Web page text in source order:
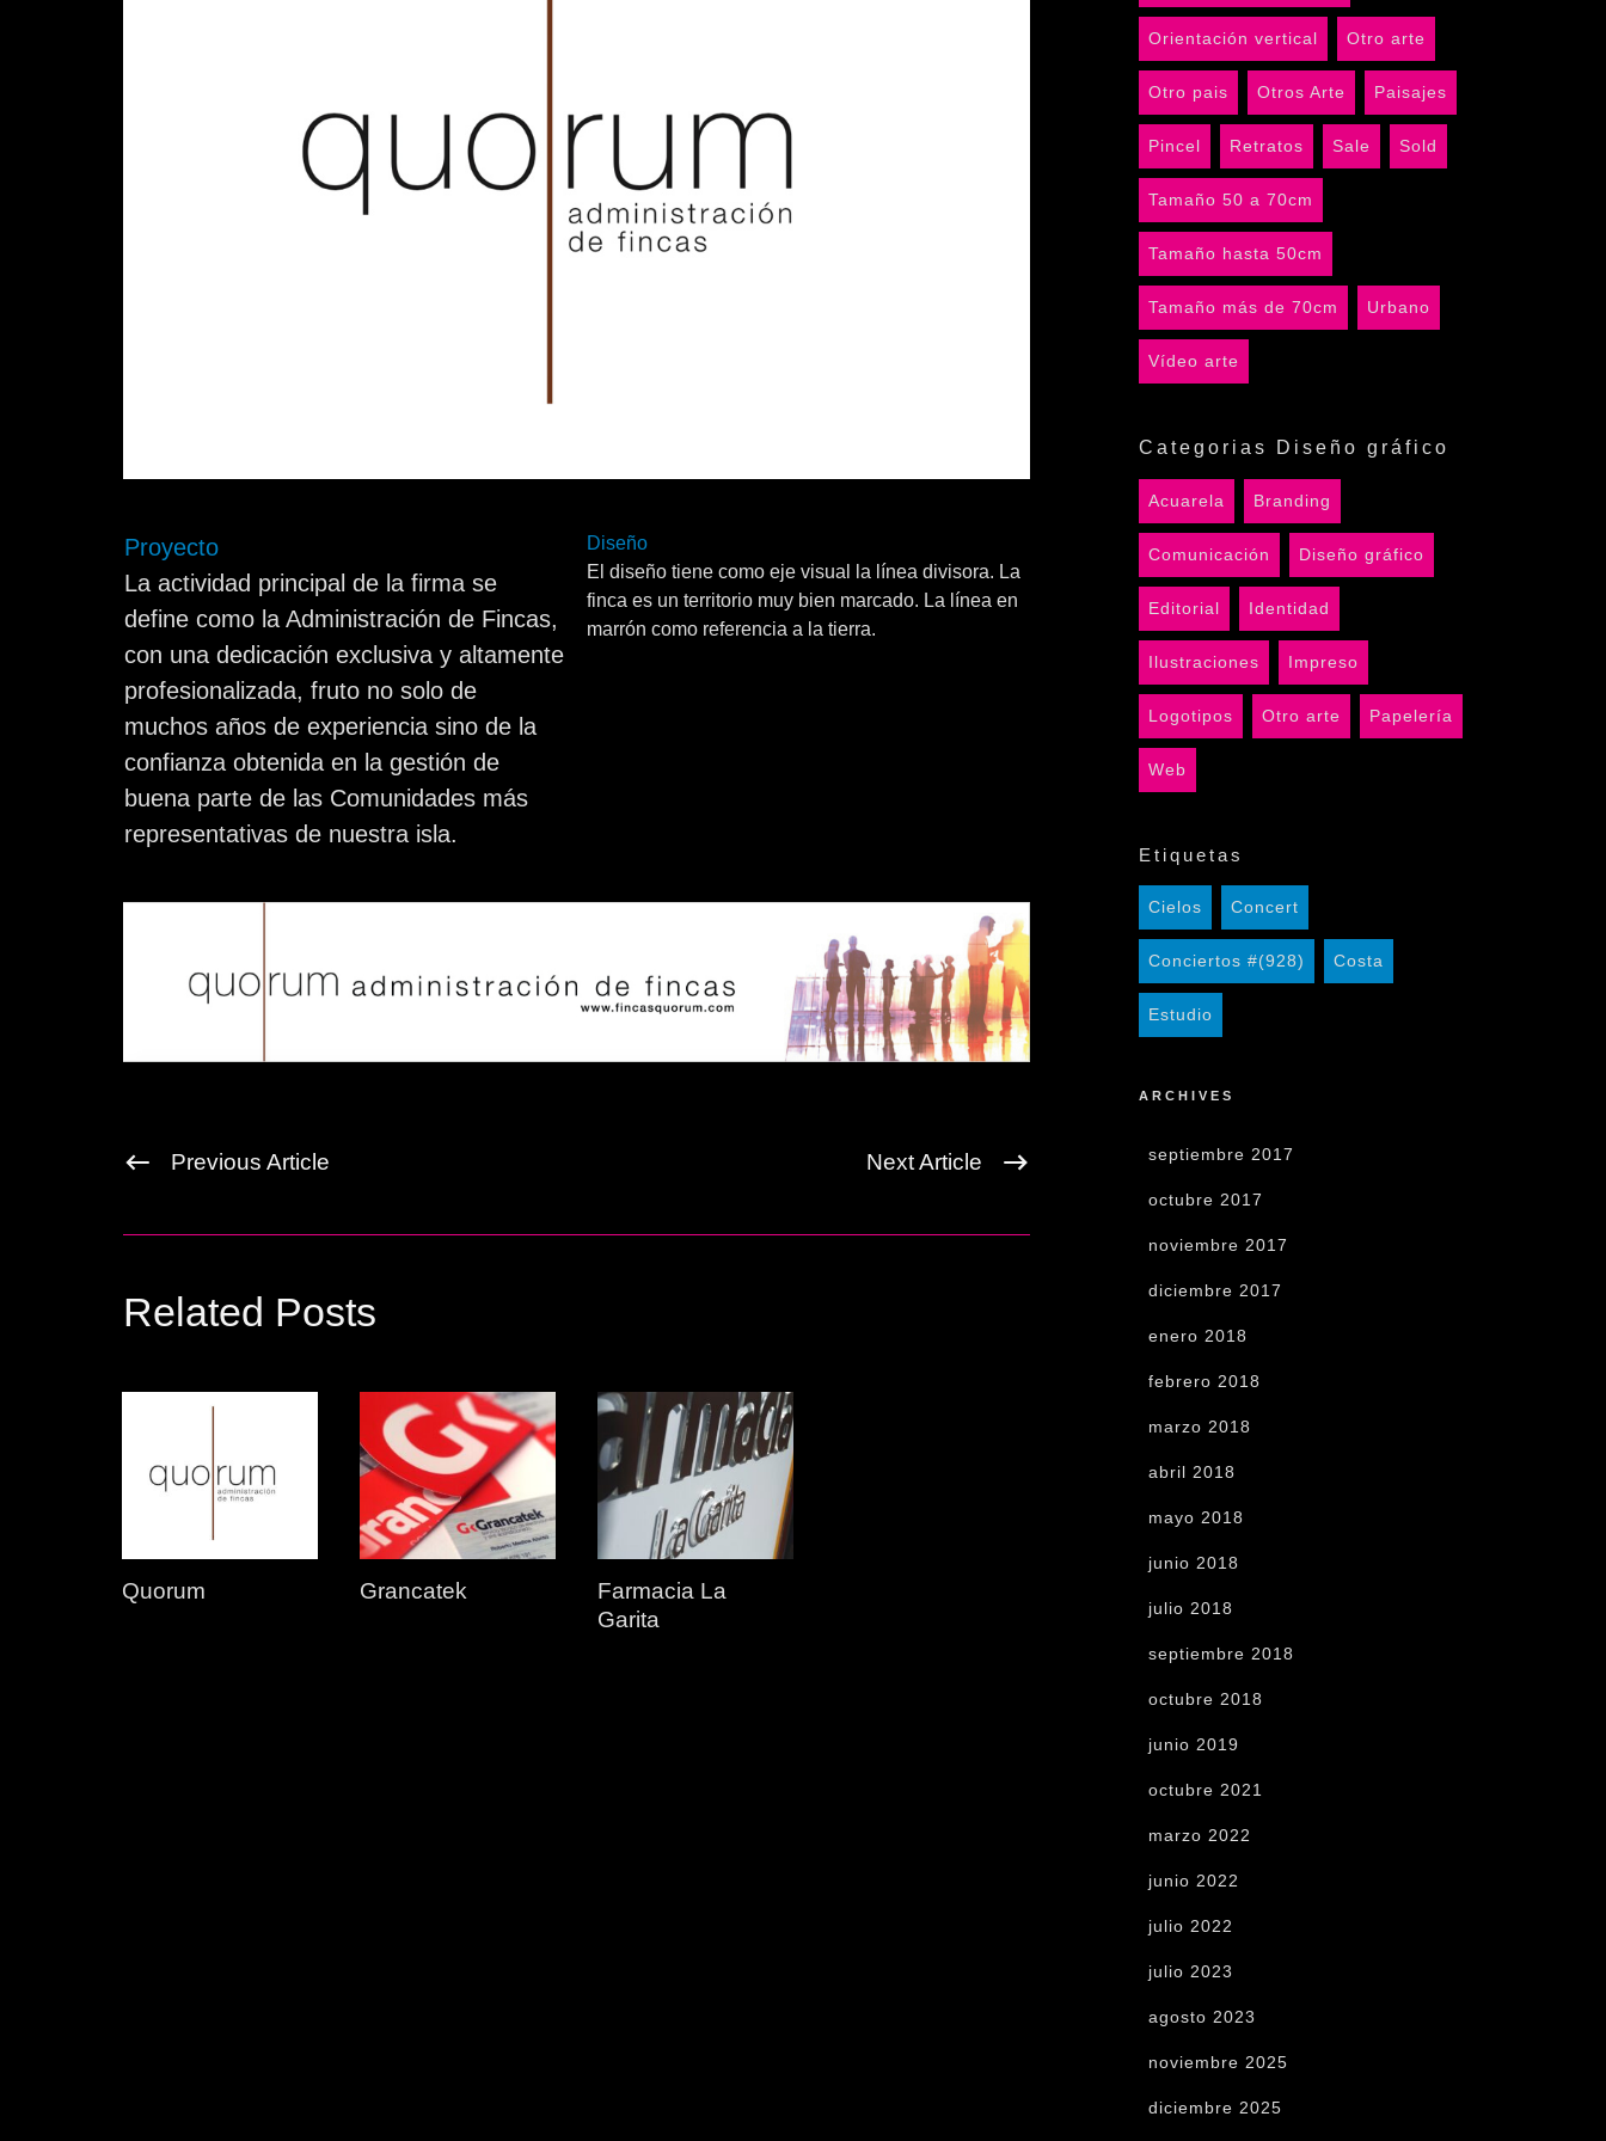
Proyecto
La actividad principal de la firma se
define como la Administración de Fincas,
con una dedicación exclusiva y altamente
profesionalizada, fruto no solo de
muchos años de experiencia sino de la
confianza obtenida en la gestión de
buena parte de las Comunidades más
representativas de nuestra isla.
Diseño
El diseño tiene como eje visual la línea divisora. La
finca es un territorio muy bien marcado. La línea en
marrón como referencia a la tierra.
Previous Article Next Article
Related Posts
Quorum Grancatek
Farmacia La
Garita
Orientación vertical Otro arte
Otro pais Otros Arte Paisajes
Pincel Retratos Sale Sold
Tamaño 50 a 70cm
Tamaño hasta 50cm
Tamaño más de 70cm Urbano
Vídeo arte
Categorias Diseño gráfico
Acuarela Branding
Comunicación Diseño gráfico
Editorial Identidad
Ilustraciones Impreso
Logotipos Otro arte Papelería
Web
Etiquetas
Cielos Concert
Conciertos #(928) Costa
Estudio
ARCHIVES
septiembre 2017
octubre 2017
noviembre 2017
diciembre 2017
enero 2018
febrero 2018
marzo 2018
abril 2018
mayo 2018
junio 2018
julio 2018
septiembre 2018
octubre 2018
junio 2019
octubre 2021
marzo 2022
junio 2022
julio 2022
julio 2023
agosto 2023
noviembre 2025
diciembre 2025